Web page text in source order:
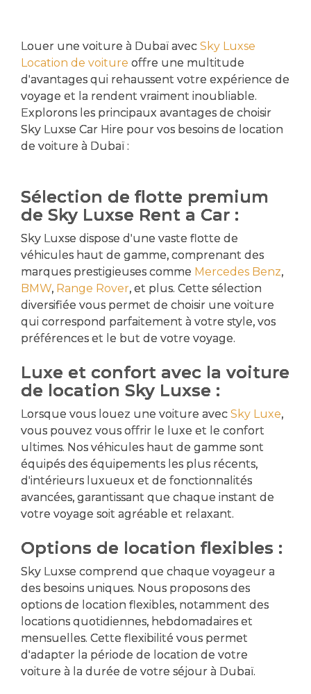
Louer une voiture à Dubaï avec Sky Luxse
Location de voiture offre une multitude
d'avantages qui rehaussent votre expérience de
voyage et la rendent vraiment inoubliable.
Explorons les principaux avantages de choisir
Sky Luxse Car Hire pour vos besoins de location
de voiture à Dubaï :
Sélection de flotte premium
de Sky Luxse Rent a Car :
Sky Luxse dispose d'une vaste flotte de
véhicules haut de gamme, comprenant des
marques prestigieuses comme Mercedes Benz,
BMW, Range Rover, et plus. Cette sélection
diversifiée vous permet de choisir une voiture
qui correspond parfaitement à votre style, vos
préférences et le but de votre voyage.
Luxe et confort avec la voiture
de location Sky Luxse :
Lorsque vous louez une voiture avec Sky Luxe,
vous pouvez vous offrir le luxe et le confort
ultimes. Nos véhicules haut de gamme sont
équipés des équipements les plus récents,
d'intérieurs luxueux et de fonctionnalités
avancées, garantissant que chaque instant de
votre voyage soit agréable et relaxant.
Options de location flexibles :
Sky Luxse comprend que chaque voyageur a
des besoins uniques. Nous proposons des
options de location flexibles, notamment des
locations quotidiennes, hebdomadaires et
mensuelles. Cette flexibilité vous permet
d'adapter la période de location de votre
voiture à la durée de votre séjour à Dubaï.